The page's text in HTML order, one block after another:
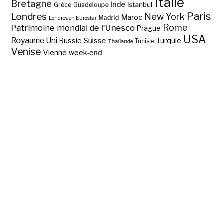
Bretagne Grèce Guadeloupe Inde Istanbul
Londres Londres en Eurostar Madrid Maroc New York Paris
Patrimoine mondial de l'Unesco Prague Rome
Royaume Uni Russie Suisse Thaïlande Tunisie Turquie USA
Venise Vienne week-end